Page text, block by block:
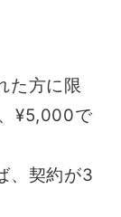
た方に限
¥5,000で
、契約が3